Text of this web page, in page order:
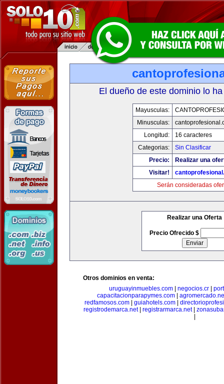
El dueño de este dominio lo
Mayusculas:
Minusculas:
Longitud:
16 caracteres
Categorias:
Sin Clasificar
Precio:
Realizar una
Visitar!
Serán consideradas
Realizar una Oferta
Precio Ofrecido $
Otros dominios en venta:
uruguayinmuebles.com| negocios.cr|
capacitacionparapymes.com
redfamosos.com| guiahotels.com|
registrodemarca.net| registrarmarca.net|